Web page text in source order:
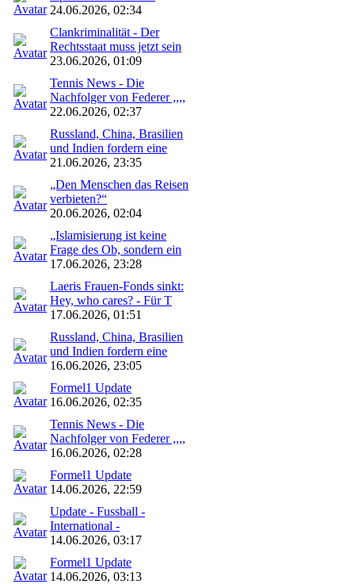
24.06.2026, 02:34
Clankriminalität - Der
Rechtsstaat muss jetzt sein
23.06.2026, 01:09
Tennis News - Die
Nachfolger von Federer ,,,,
22.06.2026, 02:37
Russland, China, Brasilien
und Indien fordern eine
21.06.2026, 23:35
„Den Menschen das Reisen
verbieten?“
20.06.2026, 02:04
„Islamisierung ist keine
Frage des Ob, sondern ein
17.06.2026, 23:28
Laeris Frauen-Fonds sinkt:
Hey, who cares? - Für T
17.06.2026, 01:51
Russland, China, Brasilien
und Indien fordern eine
16.06.2026, 23:05
Formel1 Update
16.06.2026, 02:35
Tennis News - Die
Nachfolger von Federer ,,,,
16.06.2026, 02:28
Formel1 Update
14.06.2026, 22:59
Update - Fussball -
International -
14.06.2026, 03:17
Formel1 Update
14.06.2026, 03:13